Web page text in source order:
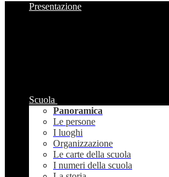
Presentazione
Scuola
Panoramica
Le persone
I luoghi
Organizzazione
Le carte della scuola
I numeri della scuola